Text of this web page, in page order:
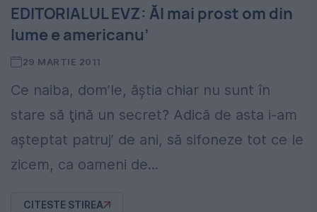
EDITORIALUL EVZ: Ăl mai prost om din
lume e americanu’
29 MARTIE 2011
Ce naiba, dom’le, ăştia chiar nu sunt în
stare să ţină un secret? Adică de asta i-am
aşteptat patruj’ de ani, să sifoneze tot ce le
zicem, ca oameni de...
CITESTE STIREA